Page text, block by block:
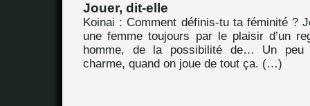
Jouer, dit-elle
Koinai : Comment définis-tu ta féminité ?
une femme toujours par le plaisir d’un
homme, de la possibilité de… Un peu
charme, quand on joue de tout ça. (…)